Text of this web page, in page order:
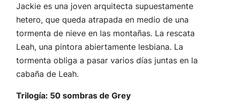
Jackie es una joven arquitecta supuestamente
hetero, que queda atrapada en medio de una
tormenta de nieve en las montañas. La rescata
Leah, una pintora abiertamente lesbiana. La
tormenta obliga a pasar varios días juntas en la
cabaña de Leah.
Trilogía: 50 sombras de Grey